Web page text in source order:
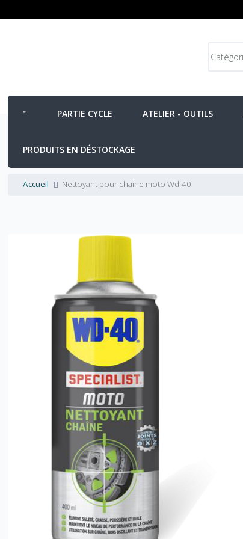
PARTIE CYCLE ATELIER - OUTILS
PRODUITS EN DÉSTOCKAGE
Accueil Nettoyant pour chaine moto Wd-40